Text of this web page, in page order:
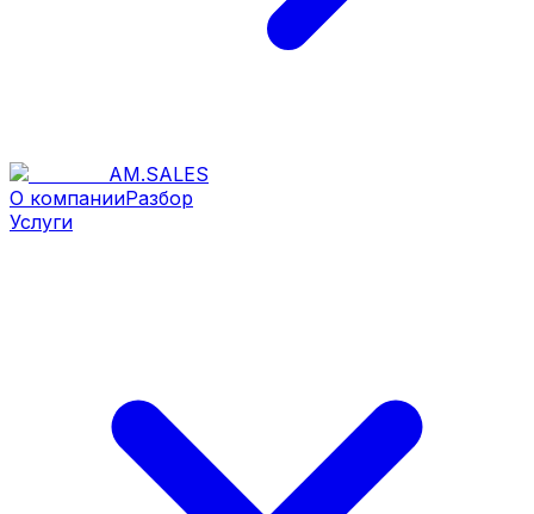
AM.SALES
О компанииРазбор
Услуги